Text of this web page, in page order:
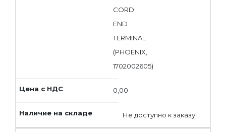
CORD
END
TERMINAL
(PHOENIX,
1702002605)
0,00
Не доступно к заказу